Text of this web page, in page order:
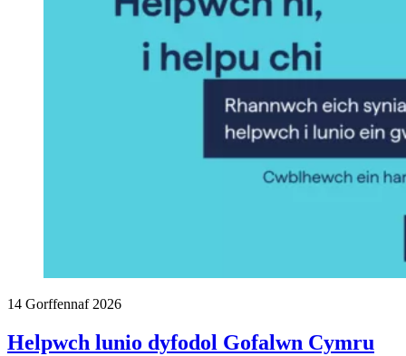
14 Gorffennaf 2026
Helpwch lunio dyfodol Gofalwn Cymru